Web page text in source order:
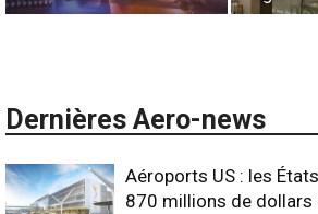
Dernières Aero-news
Aéroports US : les
870 millions de dollars